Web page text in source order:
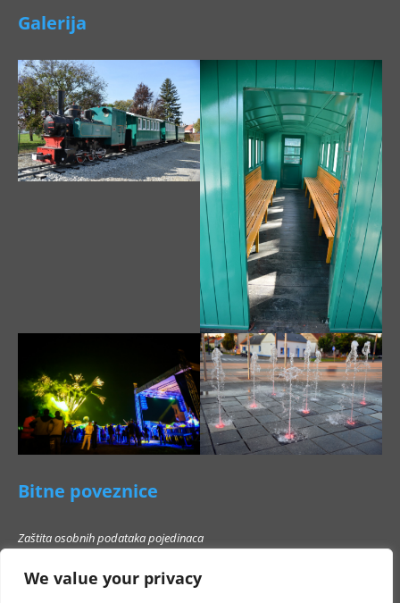
We value your privacy
Galerija
Bitne poveznice
Zaštita osobnih podataka pojedinaca
Popis poslovnih subjekata s kojima Grad Beli Manastir ne smije stupati u